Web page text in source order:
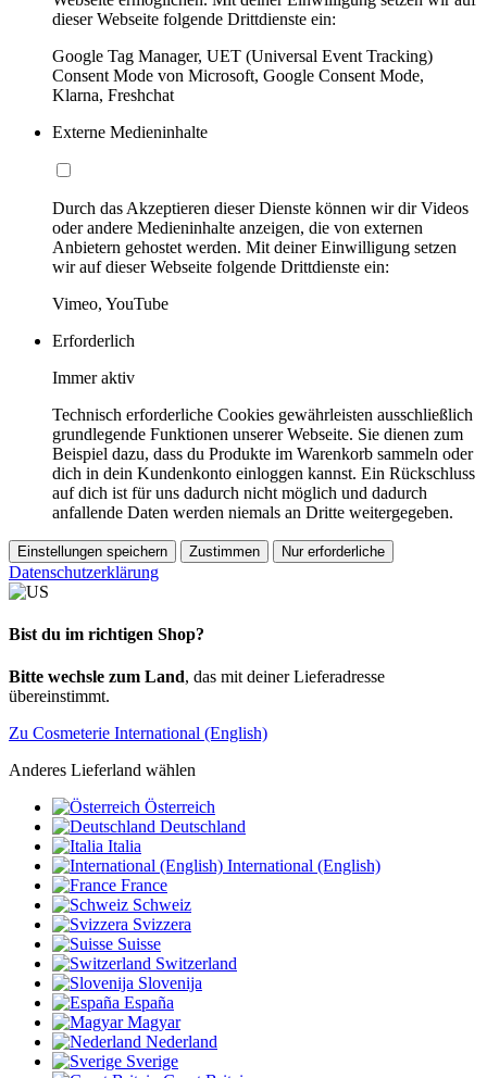
dieser Webseite folgende Drittdienste ein:
Google Tag Manager, UET (Universal Event Tracking)
Consent Mode von Microsoft, Google Consent Mode,
Klarna, Freshchat
Externe Medieninhalte
Durch das Akzeptieren dieser Dienste können wir dir Videos
oder andere Medieninhalte anzeigen, die von externen
Anbietern gehostet werden. Mit deiner Einwilligung setzen
wir auf dieser Webseite folgende Drittdienste ein:
Vimeo, YouTube
Erforderlich
Immer aktiv
Technisch erforderliche Cookies gewährleisten ausschließlich
grundlegende Funktionen unserer Webseite. Sie dienen zum
Beispiel dazu, dass du Produkte im Warenkorb sammeln oder
dich in dein Kundenkonto einloggen kannst. Ein Rückschluss
auf dich ist für uns dadurch nicht möglich und dadurch
anfallende Daten werden niemals an Dritte weitergegeben.
Einstellungen speichern Zustimmen Nur erforderliche
Datenschutzerklärung
Bist du im richtigen Shop?
Bitte wechsle zum Land, das mit deiner Lieferadresse
übereinstimmt.
Zu Cosmeterie International (English)
Anderes Lieferland wählen
Österreich
Deutschland
Italia
International (English)
France
Schweiz
Svizzera
Suisse
Switzerland
Slovenija
España
Magyar
Nederland
Sverige